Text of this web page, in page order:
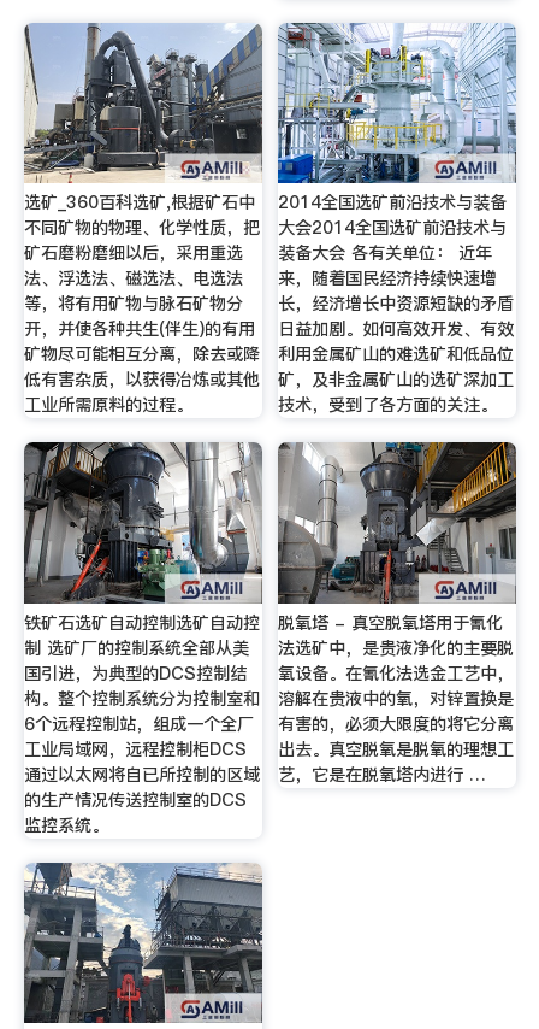
选矿_360百科选矿,根据矿石中
不同矿物的物理、化学性质，把
矿石磨粉磨细以后，采用重选
法、浮选法、磁选法、电选法
等，将有用矿物与脉石矿物分
开，并使各种共生(伴生)的有用
矿物尽可能相互分离，除去或降
低有害杂质，以获得冶炼或其他
工业所需原料的过程。
2014全国选矿前沿技术与装备
大会2014全国选矿前沿技术与
装备大会 各有关单位： 近年
来，随着国民经济持续快速增
长，经济增长中资源短缺的矛盾
日益加剧。如何高效开发、有效
利用金属矿山的难选矿和低品位
矿，及非金属矿山的选矿深加工
技术，受到了各方面的关注。
铁矿石选矿自动控制选矿自动控
制 选矿厂的控制系统全部从美
国引进，为典型的DCS控制结
构。整个控制系统分为控制室和
6个远程控制站，组成一个全厂
工业局域网，远程控制柜DCS
通过以太网将自已所控制的区域
的生产情况传送控制室的DCS
监控系统。
脱氧塔 - 真空脱氧塔用于氰化
法选矿中，是贵液净化的主要脱
氧设备。在氰化法选金工艺中，
溶解在贵液中的氧，对锌置换是
有害的，必须大限度的将它分离
出去。真空脱氧是脱氧的理想工
艺，它是在脱氧塔内进行 …